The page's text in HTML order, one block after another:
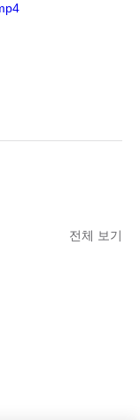
전체 보기